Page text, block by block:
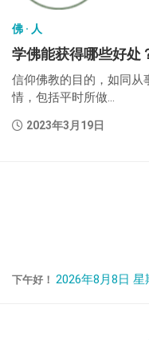
佛 · 人
学佛能获得哪些好处
信仰佛教的目的，如同从
情，包括平时所做...
2023年3月19日
下午好！ 2026年8月8日 星